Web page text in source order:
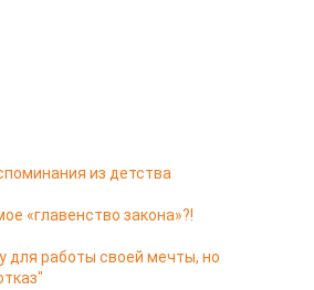
из детства
«главенство закона»?!
для работы своей мечты, но